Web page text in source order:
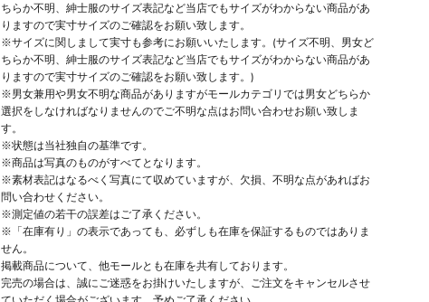
ちらか不明、紳士服のサイズ表記など当店でもサイズがわからない商品があ
りますので実寸サイズのご確認をお願い致します。
※サイズに関しまして実寸も参考にお願いいたします。(サイズ不明、男女ど
ちらか不明、紳士服のサイズ表記など当店でもサイズがわからない商品があ
りますので実寸サイズのご確認をお願い致します。)
※男女兼用や男女不明な商品がありますがモールカテゴリでは男女どちらか
選択をしなければなりませんのでご不明な点はお問い合わせお願い致しま
す。
※状態は当社独自の基準です。
※商品は写真のものがすべてとなります。
※素材表記はなるべく写真にて収めていますが、欠損、不明な点があればお
問い合わせください。
※測定値の若干の誤差はご了承ください。
※「在庫有り」の表示であっても、必ずしも在庫を保証するものではありま
せん。
掲載商品について、他モールとも在庫を共有しております。
完売の場合は、誠にご迷惑をお掛けいたしますが、ご注文をキャンセルさせ